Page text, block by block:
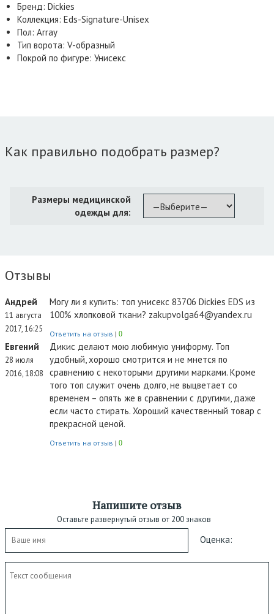
Бренд: Dickies
Коллекция: Eds-Signature-Unisex
Пол: Array
Тип ворота: V-образный
Покрой по фигуре: Унисекс
Как правильно подобрать размер?
Размеры медицинской
одежды для:
Отзывы
Андрей
11 августа
2017, 16:25
Могу ли я купить: топ унисекс 83706 Dickies EDS из
100% хлопковой ткани? zakupvolga64@yandex.ru
Ответить на отзыв |0
Евгений
28 июля
2016, 18:08
Дикис делают мою любимую униформу. Топ
удобный, хорошо смотрится и не мнется по
сравнению с некоторыми другими марками. Кроме
того топ служит очень долго, не выцветает со
временем – опять же в сравнении с другими, даже
если часто стирать. Хороший качественный товар с
прекрасной ценой.
Ответить на отзыв |0
Напишите отзыв
Оставьте развернутый отзыв от 200 знаков
Оценка: